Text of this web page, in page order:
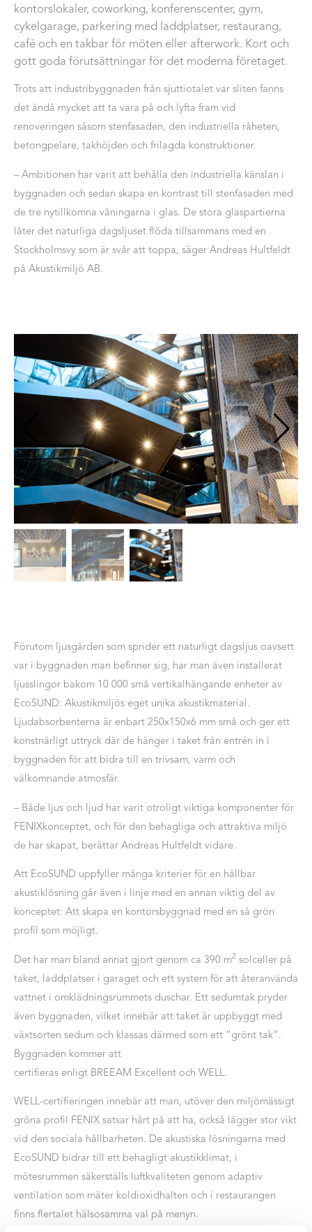
kontorslokaler, coworking, konferenscenter, gym,
cykelgarage, parkering med laddplatser, restaurang,
café och en takbar för möten eller afterwork. Kort och
gott goda förutsättningar för det moderna företaget.
Trots att industribyggnaden från sjuttiotalet var sliten fanns
det ändå mycket att ta vara på och lyfta fram vid
renoveringen såsom stenfasaden, den industriella råheten,
betongpelare, takhöjden och frilagda konstruktioner.
– Ambitionen har varit att behålla den industriella känslan i
byggnaden och sedan skapa en kontrast till stenfasaden med
de tre nytillkomna våningarna i glas. De stora glaspartierna
låter det naturliga dagsljuset flöda tillsammans med en
Stockholmsvy som är svår att toppa, säger Andreas Hultfeldt
på Akustikmiljö AB.
Förutom ljusgården som sprider ett naturligt dagsljus oavsett
var i byggnaden man befinner sig, har man även installerat
ljusslingor bakom 10 000 små vertikalhängande enheter av
EcoSUND: Akustikmiljös eget unika akustikmaterial.
Ljudabsorbenterna är enbart 250x150x6 mm små och ger ett
konstnärligt uttryck där de hänger i taket från entrén in i
byggnaden för att bidra till en trivsam, varm och
välkomnande atmosfär.
– Både ljus och ljud har varit otroligt viktiga komponenter för
FENIX­konceptet, och för den behagliga och attraktiva miljö
de har skapat, berättar Andreas Hultfeldt vidare.
Att EcoSUND uppfyller många kriterier för en hållbar
akustiklösning går även i linje med en annan viktig del av
konceptet: Att skapa en kontorsbyggnad med en så grön
profil som möjligt.
Det har man bland annat gjort genom ca 390 m2 solceller på
taket, laddplatser i garaget och ett system för att återanvända
vattnet i omklädningsrummets duschar. Ett sedumtak pryder
även byggnaden, vilket innebär att taket är uppbyggt med
växtsorten sedum och klassas därmed som ett ”grönt tak”.
Byggnaden kommer att
certifieras enligt BREEAM Excellent och WELL.
WELL-certifieringen innebär att man, utöver den miljömässigt
gröna profil FENIX satsar hårt på att ha, också lägger stor vikt
vid den sociala hållbarheten. De akustiska lösningarna med
EcoSUND bidrar till ett behagligt akustikklimat, i
mötesrummen säkerställs luftkvaliteten genom adaptiv
ventilation som mäter koldioxid­halten och i restaurangen
finns flertalet hälsosamma val på menyn.